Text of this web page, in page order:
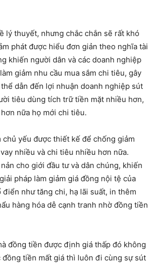
lý thuyết, nhưng chắc chắn sẽ rất khó
phát được hiểu đơn giản theo nghĩa tài
khiến người dân và các doanh nghiệp
giảm nhu cầu mua sắm chi tiêu, gây
dẫn đến lợi nhuận doanh nghiệp sút
tiêu dùng tích trữ tiền mặt nhiều hơn,
nữa họ mới chi tiêu.
yếu được thiết kế để chống giảm
nhiều và chi tiêu nhiều hơn nữa.
cho giới đầu tư và dân chúng, khiến
pháp làm giảm giá đồng nội tệ của
như tăng chi, hạ lãi suất, in thêm
hàng hóa dễ cạnh tranh nhờ đồng tiền
đồng tiền được định giá thấp đó không
tiền mất giá thì luôn đi cùng sự sút